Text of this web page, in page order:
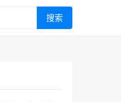
搜索